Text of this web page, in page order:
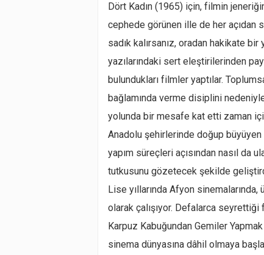
Dört Kadın (1965) için, filmin
cephede görünen ille de her
sadık kalırsanız, oradan hakikate bir
yazılarındaki sert eleştirilerinden
bulundukları filmler yaptılar.
bağlamında verme disiplini
yolunda bir mesafe kat etti zaman
Anadolu şehirlerinde doğup
yapım süreçleri açısından nasıl da
tutkusunu gözetecek şekilde
Lise yıllarında Afyon
olarak çalışıyor. Defalarca
Karpuz Kabuğundan Gemiler
sinema dünyasına dâhil olmaya